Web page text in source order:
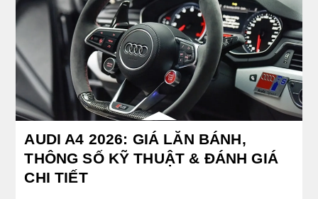
AUDI A4 2026: GIÁ LĂN BÁNH,
THÔNG SỐ KỸ THUẬT & ĐÁNH GIÁ
CHI TIẾT